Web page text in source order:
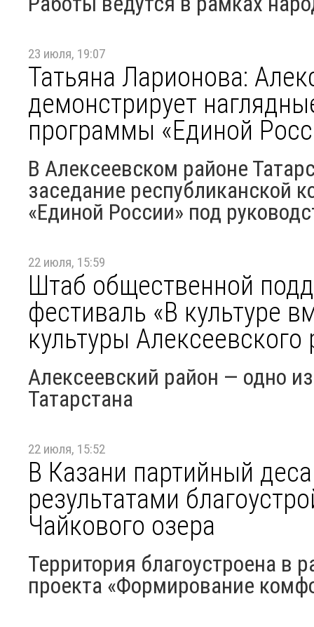
23 июля, 19:07
Татьяна Ларионова:
демонстрирует
программы «Единой
В Алексеевском районе
заседание республиканской
«Единой России» под
22 июля, 15:59
Штаб общественной
фестиваль «В культуре
культуры Алексеевского
Алексеевский район — одно
Татарстана
22 июля, 15:52
В Казани партийный
результатами
Чайкового озера
Территория благоустроена в
проекта «Формирование